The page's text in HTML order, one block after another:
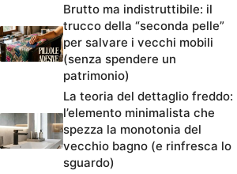
Brutto ma indistruttibile: il
trucco della “seconda pelle”
per salvare i vecchi mobili
(senza spendere un
patrimonio)
La teoria del dettaglio freddo:
l’elemento minimalista che
spezza la monotonia del
vecchio bagno (e rinfresca lo
sguardo)